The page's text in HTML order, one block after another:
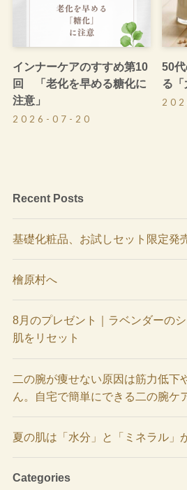
インナーケアのすすめ第10
回 「老化を早める糖化に
注意」
2026-07-20
50
る「
Recent Posts
基礎化粧品、お試しセット限定発
檜原村へ
8月のプレゼント｜ラベンダーの
肌をリセット
二の腕が痩せない原因は筋力低下
ん。自宅で簡単にできる二の腕ケ
夏の肌は「水分」と「ミネラル」
Categories